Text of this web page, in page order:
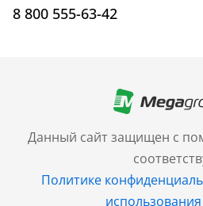
Данный сайт защищен с
Политике
использования
8 800 555-63-42
+7 (499) 705-30-10
Санкт-Петербург
+7 (812) 600-77-33
Барнаул